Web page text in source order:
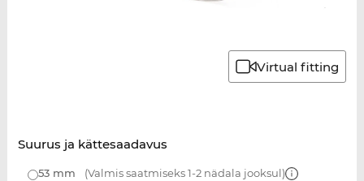
Virtual fitting
Suurus ja kättesaadavus
53 mm (Valmis saatmiseks 1-2 nädala jooksul)